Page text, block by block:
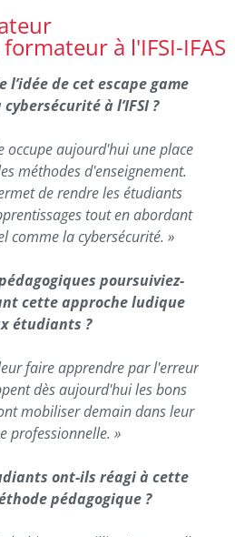
à l'IFSI-IFAS
l’idée de cet escape game
à l’IFSI ?
occupe aujourd'hui une place
méthodes d'enseignement.
de rendre les étudiants
tout en abordant
comme la cybersécurité. »
poursuiviez-
cette approche ludique
étudiants ?
faire apprendre par l'erreur
dès aujourd'hui les bons
mobiliser demain dans leur
professionnelle. »
ont-ils réagi à cette
pédagogique ?